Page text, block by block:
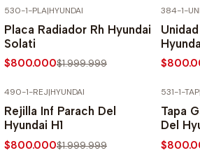
530-1-PLA|HYUNDAI
Placa Radiador Rh Hyundai
Solati
$800.000$1.999.999
384-1-UNI
490-1-REJ|HYUNDAI
Rejilla Inf Parach Del
Hyundai H1
$800.000$1.999.999
531-1-TAP
Tapa
Del